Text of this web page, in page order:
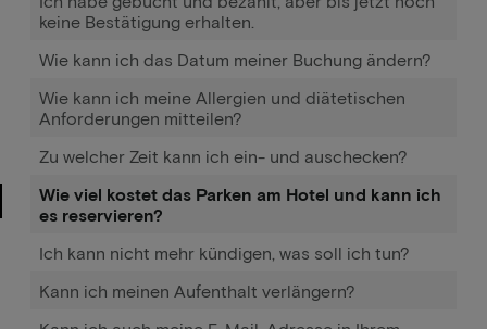
keine Bestätigung erhalten.
Wie kann ich das Datum meiner Buchung ändern?
Wie kann ich meine Allergien und diätetischen
Anforderungen mitteilen?
Zu welcher Zeit kann ich ein- und auschecken?
Wie viel kostet das Parken am Hotel und kann ich
es reservieren?
Ich kann nicht mehr kündigen, was soll ich tun?
Kann ich meinen Aufenthalt verlängern?